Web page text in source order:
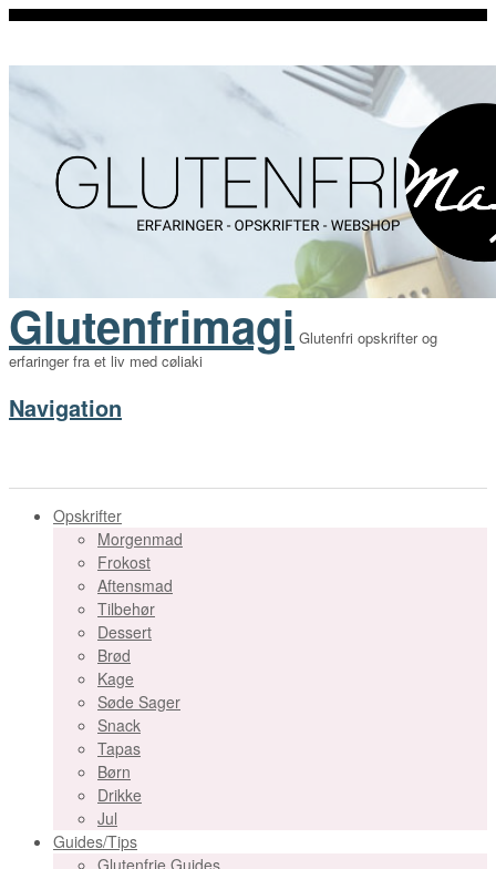
Glutenfrimagi Glutenfri opskrifter og
erfaringer fra et liv med cøliaki
Navigation
Opskrifter
Morgenmad
Frokost
Aftensmad
Tilbehør
Dessert
Brød
Kage
Søde Sager
Snack
Tapas
Børn
Drikke
Jul
Guides/Tips
Glutenfrie Guides